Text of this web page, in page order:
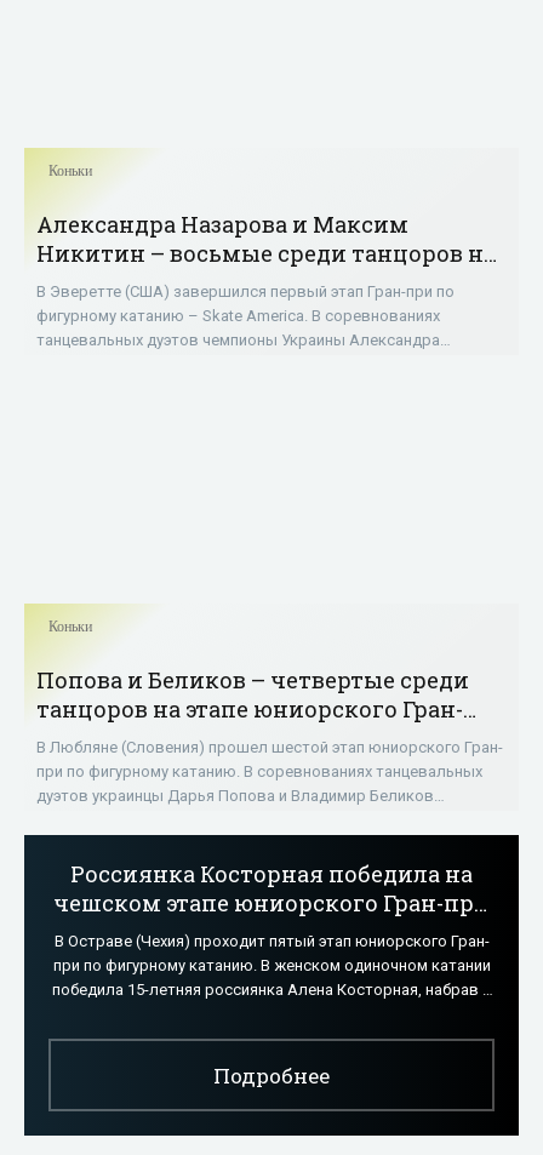
Коньки
Александра Назарова и Максим
Никитин – восьмые среди танцоров на
– Skate America - «Фигурное катание»
В Эверетте (США) завершился первый этап Гран-при по
фигурному катанию – Skate America. В соревнованиях
танцевальных дуэтов чемпионы Украины Александра
Коньки
Попова и Беликов – четвертые среди
танцоров на этапе юниорского Гран-
при в Словении - «Коньки»
В Любляне (Словения) прошел шестой этап юниорского Гран-
при по фигурному катанию. В соревнованиях танцевальных
дуэтов украинцы Дарья Попова и Владимир Беликов
Россиянка Косторная победила на
чешском этапе юниорского Гран-при
среди одиночниц; Жданович – 19-я -
«Фигурное катание»
В Остраве (Чехия) проходит пятый этап юниорского Гран-
при по фигурному катанию. В женском одиночном катании
победила 15-летняя россиянка Алена Косторная, набрав в
Подробнее